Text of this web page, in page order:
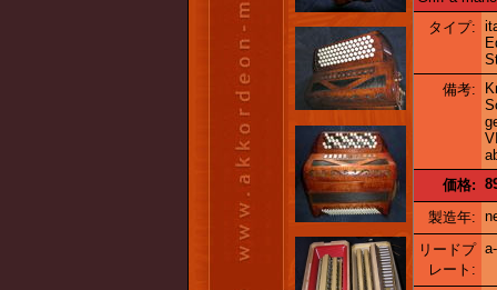
タイプ:
備考:
価格:
製造年:
リードプ
レート: